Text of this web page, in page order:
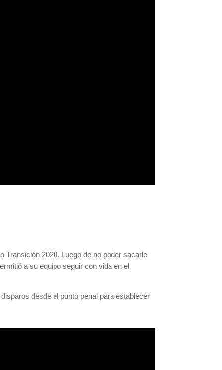
Transición 2020. Luego de no poder sacarle
a su equipo seguir con vida en el
desde el punto penal para establecer